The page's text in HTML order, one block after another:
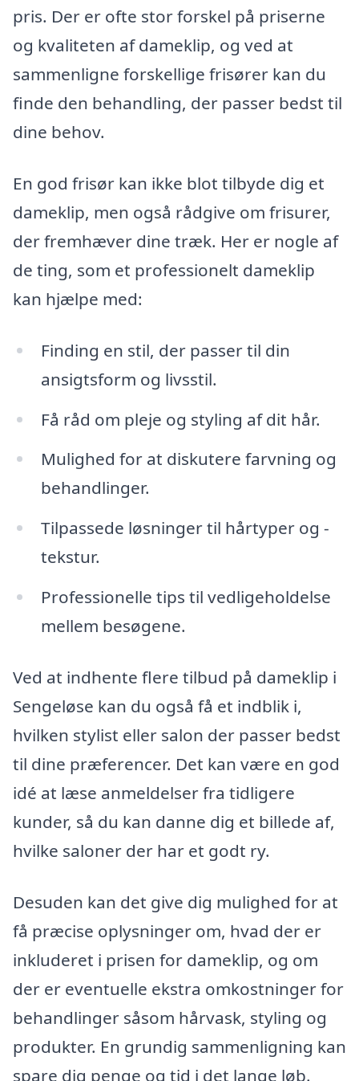
pris. Der er ofte stor forskel på priserne
og kvaliteten af dameklip, og ved at
sammenligne forskellige frisører kan du
finde den behandling, der passer bedst til
dine behov.
En god frisør kan ikke blot tilbyde dig et
dameklip, men også rådgive om frisurer,
der fremhæver dine træk. Her er nogle af
de ting, som et professionelt dameklip
kan hjælpe med:
Finding en stil, der passer til din
ansigtsform og livsstil.
Få råd om pleje og styling af dit hår.
Mulighed for at diskutere farvning og
behandlinger.
Tilpassede løsninger til hårtyper og -
tekstur.
Professionelle tips til vedligeholdelse
mellem besøgene.
Ved at indhente flere tilbud på dameklip i
Sengeløse kan du også få et indblik i,
hvilken stylist eller salon der passer bedst
til dine præferencer. Det kan være en god
idé at læse anmeldelser fra tidligere
kunder, så du kan danne dig et billede af,
hvilke saloner der har et godt ry.
Desuden kan det give dig mulighed for at
få præcise oplysninger om, hvad der er
inkluderet i prisen for dameklip, og om
der er eventuelle ekstra omkostninger for
behandlinger såsom hårvask, styling og
produkter. En grundig sammenligning kan
spare dig penge og tid i det lange løb.